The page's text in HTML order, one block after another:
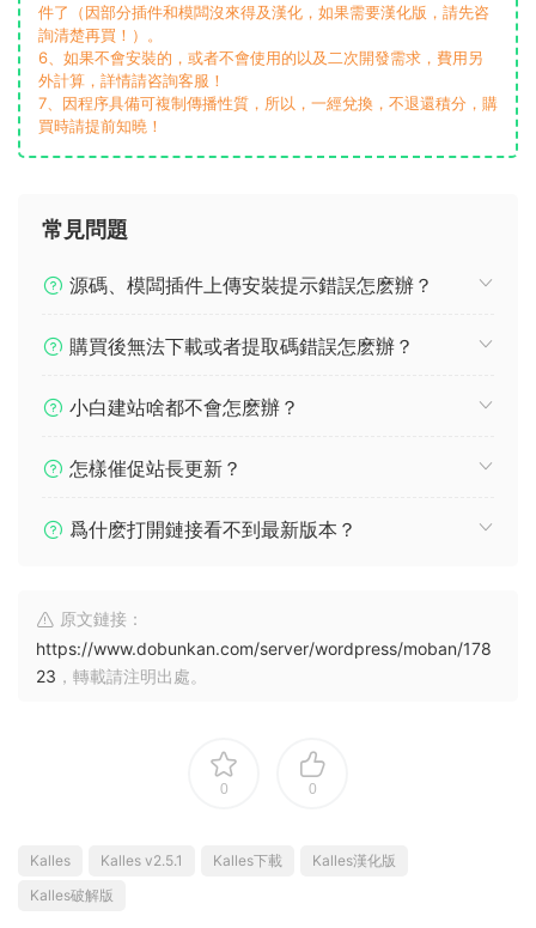
件了（因部分插件和模闆沒來得及漢化，如果需要漢化版，請先咨
詢清楚再買！）。
6、如果不會安裝的，或者不會使用的以及二次開發需求，費用另
外計算，詳情請咨詢客服！
7、因程序具備可複制傳播性質，所以，一經兌換，不退還積分，購
買時請提前知曉！
常見問題
源碼、模闆插件上傳安裝提示錯誤怎麽辦？
購買後無法下載或者提取碼錯誤怎麽辦？
小白建站啥都不會怎麽辦？
怎樣催促站長更新？
爲什麽打開鏈接看不到最新版本？
原文鏈接：
https://www.dobunkan.com/server/wordpress/moban/178
23 ，轉載請注明出處。
0 0
Kalles Kalles v2.5.1 Kalles下載
Kalles漢化版
Kalles破解版